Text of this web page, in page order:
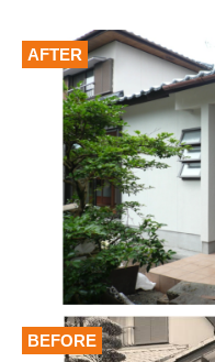
AFTER
BEFORE